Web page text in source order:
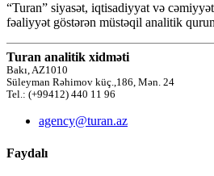
“Turan” siyasət, iqtisadiyyat və
fəaliyyət göstərən müstəqil analitik
Turan analitik xidməti
Bakı, AZ1010
Süleyman Rəhimov küç.,186, Mən. 24
Tel.: (+99412) 440 11 96
agency@turan.az
Faydalı